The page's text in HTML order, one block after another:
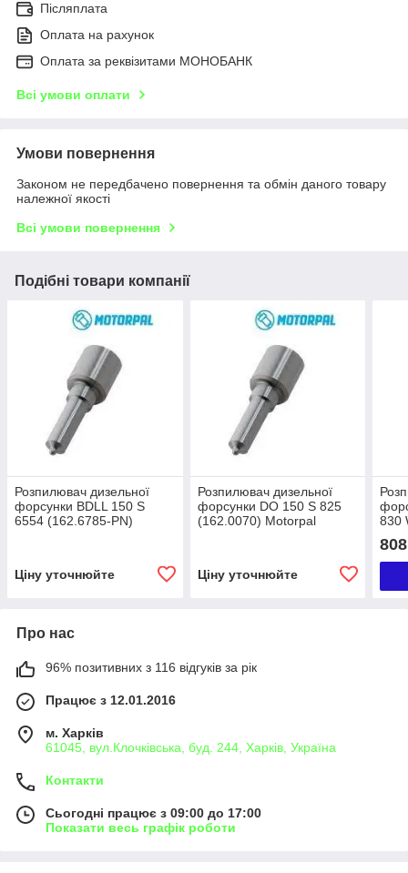
Післяплата
Оплата на рахунок
Оплата за реквізитами МОНОБАНК
Всі умови оплати
Умови повернення
Законом не передбачено повернення та обмін даного товару
належної якості
Всі умови повернення
Подібні товари компанії
Розпилювач дизельної
форсунки BDLL 150 S
6554 (162.6785-PN)
Ціну уточнюйте
Розпилювач дизельної
форсунки DO 150 S 825
(162.0070) Motorpal
Ціну уточнюйте
830
808
Про нас
96% позитивних з 116 відгуків за рік
Працює з 12.01.2016
м. Харків
61045, вул.Клочківська, буд. 244, Харків, Україна
Контакти
Сьогодні працює з 09:00 до 17:00
Показати весь графік роботи